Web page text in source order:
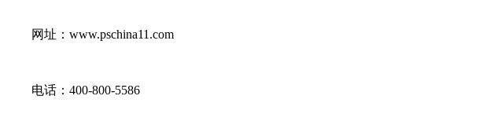
网址：www.pschina11.com
电话：400-800-5586